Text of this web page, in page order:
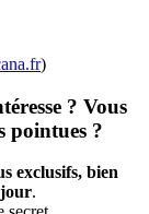
)
? Vous
pointues ?
exclusifs, bien
jour.